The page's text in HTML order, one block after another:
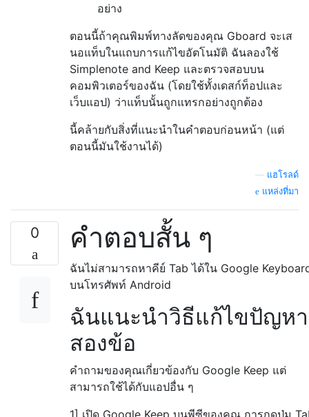
อย่าง
ตอนนี้ถ้าคุณพิมพ์ทางลัดของคุณ Gboard จะเส
นอแท็บในแถบการแก้ไขอัตโนมัติ ฉันลองใช้
Simplenote and Keep และตรวจสอบบน
คอมพิวเตอร์ของฉัน (โดยใช้ทั้งเดสก์ท็อปและ
เว็บแอป) ว่าแท็บนั้นถูกแทรกอย่างถูกต้อง
นี้คล้ายกับสิ่งที่แนะนำในคำตอบก่อนหน้า (แต่
ตอนนี้มันใช้งานได้)
แฮโรลด์
แหล่งที่มา
0 คำตอบสั้น ๆ
ฉันไม่สามารถหาคีย์ Tab ได้ใน Google
บนโทรศัพท์ Android
ฉันแนะนำวิธีแก้ไขปัญหา
สองข้อ
คำถามของคุณเกี่ยวข้องกับ Google Keep แต่
สามารถใช้ได้กับแอปอื่น ๆ
1] เปิด Google Keep บนพีซีของคุณ การกดปุ่ม